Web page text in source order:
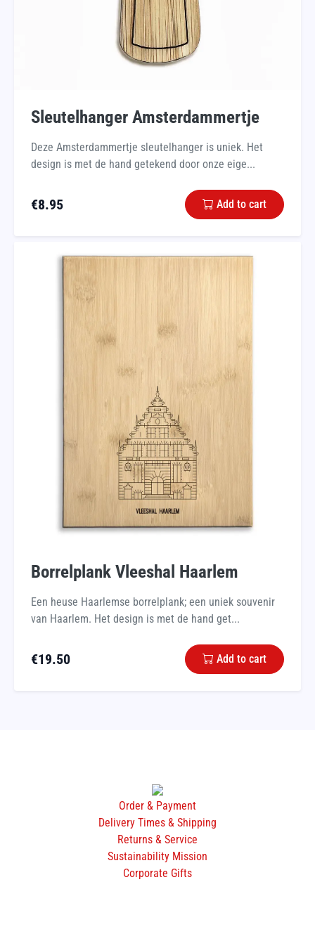
Sleutelhanger Amsterdammertje
Deze Amsterdammertje sleutelhanger is uniek. Het
design is met de hand getekend door onze eige...
€8.95 Add to cart
Borrelplank Vleeshal Haarlem
Een heuse Haarlemse borrelplank; een uniek souvenir
van Haarlem. Het design is met de hand get...
€19.50 Add to cart
Order & Payment
Delivery Times & Shipping
Returns & Service
Sustainability Mission
Corporate Gifts